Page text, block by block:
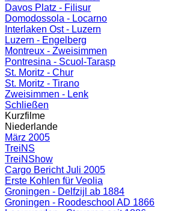
Davos Platz - Filisur
Domodossola - Locarno
Interlaken Ost - Luzern
Luzern - Engelberg
Montreux - Zweisimmen
Pontresina - Scuol-Tarasp
St. Moritz - Chur
St. Moritz - Tirano
Zweisimmen - Lenk
Schließen
Kurzfilme
Niederlande
März 2005
TreiNS
TreiNShow
Cargo Bericht Juli 2005
Erste Kohlen für Veolia
Groningen - Delfzijl ab 1884
Groningen - Roodeschool AD 1866